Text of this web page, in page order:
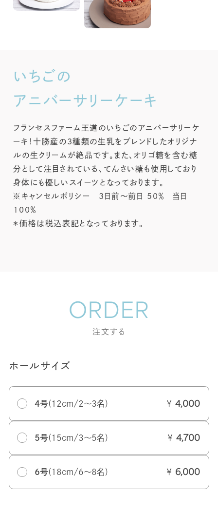
(ラストオーダー:18:30)
いちごの
アニバーサリーケーキ
フランセスファーム王道のいちごのアニバーサリーケ
ーキ！十勝産の3種類の生乳をブレンドしたオリジナ
ルの生クリームが絶品です。また、オリゴ糖を含む糖
分として注目されている、てんさい糖も使用しており
身体にも優しいスイーツとなっております。
※キャンセルポリシー 3日前～前日 50％ 当日
100％
＊価格は税込表記となっております。
ORDER
注文する
ホールサイズ
4号(12cm/2～3名) ￥ 4,000
5号(15cm/3～5名) ￥ 4,700
6号(18cm/6～8名) ￥ 6,000